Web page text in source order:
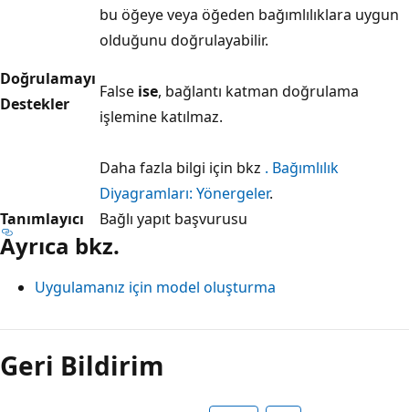
Doğrulamayı
Destekler
bu öğeye veya öğeden bağımlılıklara uygun
olduğunu doğrulayabilir.
False ise, bağlantı katman doğrulama
işlemine katılmaz.
Daha fazla bilgi için bkz . Bağımlılık
Diyagramları: Yönergeler.
Tanımlayıcı
Bağlı yapıt başvurusu
Ayrıca bkz.
Uygulamanız için model oluşturma
Geri Bildirim